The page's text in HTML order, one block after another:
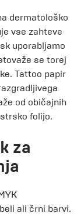
dermatološko
vse zahteve
uporabljamo
se torej
Tattoo papir
od običajnih
folijo.
za
ali črni barvi.